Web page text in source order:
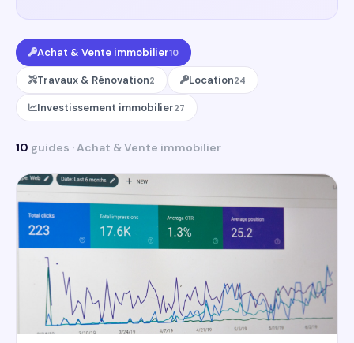
Achat & Vente immobilier10
Travaux & Rénovation2 Location24
Investissement immobilier27
10 guides · Achat & Vente immobilier